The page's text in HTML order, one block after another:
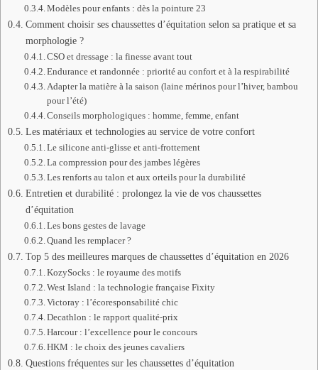
Modèles pour enfants : dès la pointure 23
Comment choisir ses chaussettes d’équitation selon sa pratique et sa
morphologie ?
CSO et dressage : la finesse avant tout
Endurance et randonnée : priorité au confort et à la respirabilité
Adapter la matière à la saison (laine mérinos pour l’hiver, bambou
pour l’été)
Conseils morphologiques : homme, femme, enfant
Les matériaux et technologies au service de votre confort
Le silicone anti-glisse et anti-frottement
La compression pour des jambes légères
Les renforts au talon et aux orteils pour la durabilité
Entretien et durabilité : prolongez la vie de vos chaussettes
d’équitation
Les bons gestes de lavage
Quand les remplacer ?
Top 5 des meilleures marques de chaussettes d’équitation en 2026
KozySocks : le royaume des motifs
West Island : la technologie française Fixity
Victoray : l’écoresponsabilité chic
Decathlon : le rapport qualité-prix
Harcour : l’excellence pour le concours
HKM : le choix des jeunes cavaliers
Questions fréquentes sur les chaussettes d’équitation